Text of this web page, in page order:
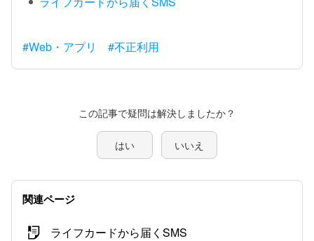
#Web・アプリ #不正利用
この記事で疑問は解決しましたか？
はい いいえ
関連ページ
ライフカードから届くSMS